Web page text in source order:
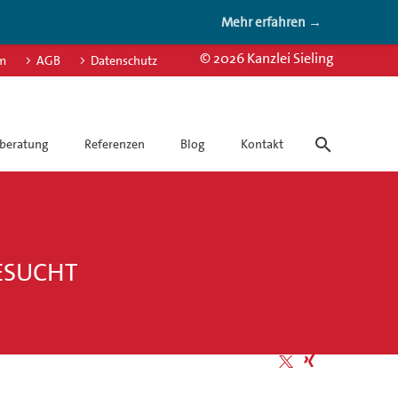
Mehr erfahren →
© 2026 Kanzlei Sieling
AGB Datenschutz
Referenzen Blog Kontakt